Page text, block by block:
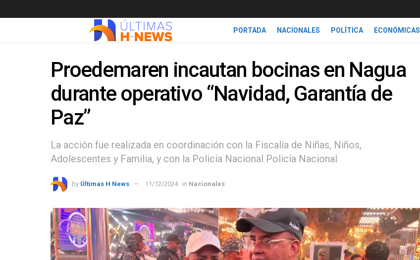
PORTADA NACIONALES POLÍTICA ECONÓMICAS
Proedemaren incautan bocinas en Nagua
durante operativo “Navidad, Garantía de
Paz”
La acción fue realizada en coordinación con la Fiscalía de Niñas, Niños,
Adolescentes y Familia, y con la Policía Nacional Policía Nacional
by Últimas H News 11/12/2024 in Nacionales